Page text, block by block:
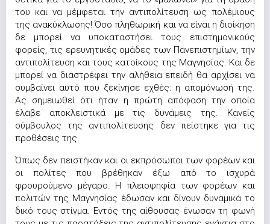
του και να μέμφεται την αντιπολίτευση ως πολέμιους
της ανακύκλωσης! Όσο πληθωρική και να είναι η διοίκηση
δε μπορεί να υποκαταστήσει τους επιστημονικούς
φορείς, τις ερευνητικές ομάδες των Πανεπιστημίων, την
αντιπολίτευση και τους κατοίκους της Μαγνησίας. Και δε
μπορεί να διαστρέφει την αλήθεια επειδή θα αρχίσει να
συμβαίνει αυτό που ξεκίνησε εχθές: η απομόνωσή της.
Ας σημειωθεί ότι ήταν η πρώτη απόφαση την οποία
έλαβε αποκλειστικά με τις δυνάμεις της. Κανείς
σύμβουλος της αντιπολίτευσης δεν πείστηκε για τις
προθέσεις της.
Όπως δεν πειστήκαν και οι εκπρόσωποι των φορέων και
οι πολίτες που βρέθηκαν έξω από το ισχυρά
φρουρούμενο μέγαρο. Η πλειοψηφία των φορέων και
πολιτών της Μαγνησίας έδωσαν και δίνουν δυναμικά το
δικό τους στίγμα. Εντός της αίθουσας ένωσαν τη φωνή